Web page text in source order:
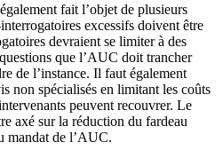
fait l’objet de plusieurs
excessifs doivent être
devraient se limiter à des
que l’AUC doit trancher
de l’instance. Il faut également
non spécialisés en limitant les coûts
peuvent recouvrer. Le
axé sur la réduction du fardeau
mandat de l’AUC.